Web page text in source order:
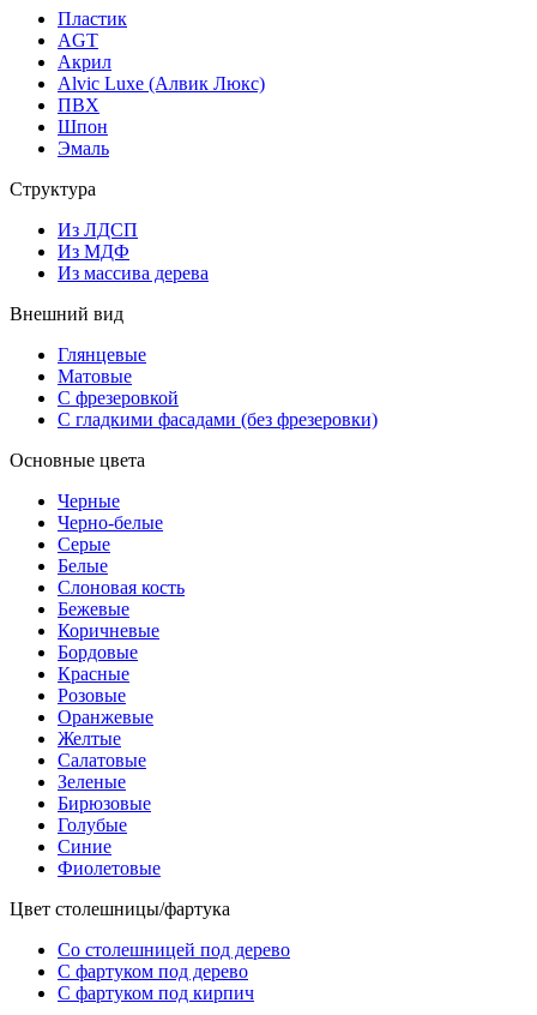
Пластик
AGT
Акрил
Alvic Luxe (Алвик Люкс)
ПВХ
Шпон
Эмаль
Структура
Из ЛДСП
Из МДФ
Из массива дерева
Внешний вид
Глянцевые
Матовые
С фрезеровкой
С гладкими фасадами (без фрезеровки)
Основные цвета
Черные
Черно-белые
Серые
Белые
Слоновая кость
Бежевые
Коричневые
Бордовые
Красные
Розовые
Оранжевые
Желтые
Салатовые
Зеленые
Бирюзовые
Голубые
Синие
Фиолетовые
Цвет столешницы/фартука
Со столешницей под дерево
С фартуком под дерево
С фартуком под кирпич